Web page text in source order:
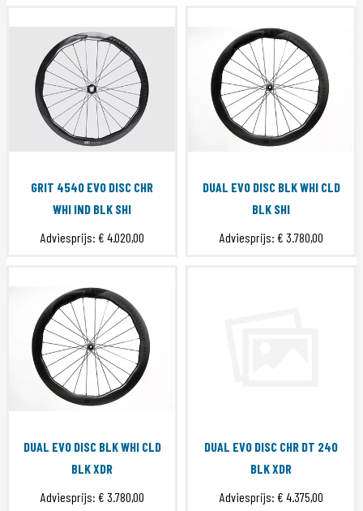
GRIT 4540 EVO DISC CHR
WHI IND BLK SHI
Adviesprijs: € 4.020,00
DUAL EVO DISC BLK WHI CLD
BLK SHI
Adviesprijs: € 3.780,00
DUAL EVO DISC BLK WHI CLD
BLK XDR
Adviesprijs: € 3.780,00
DUAL EVO DISC CHR DT 240
BLK XDR
Adviesprijs: € 4.375,00